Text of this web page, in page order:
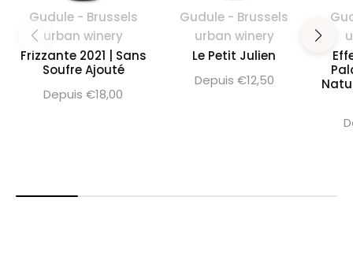
Gudule - Brussels
urban winery
Frizzante 2021 | Sans
Soufre Ajouté
Depuis €18,00
Gudule - Brussels
urban winery
Le Petit Julien
Depuis €12,50